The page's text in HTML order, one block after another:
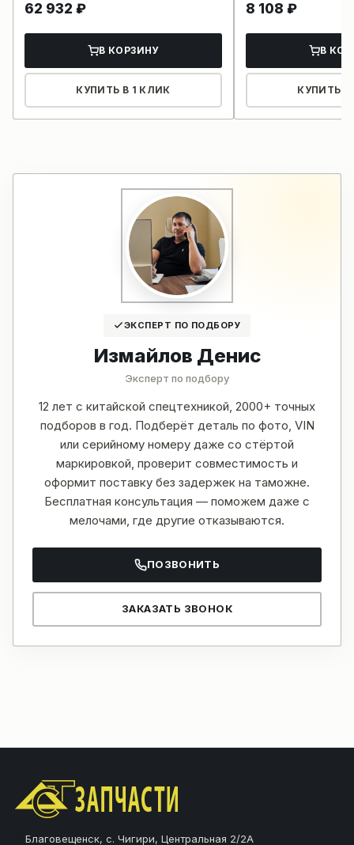
62 932 ₽
В КОРЗИНУ
КУПИТЬ В 1 КЛИК
8 108 ₽
В
КУПИТЬ В
ЭКСПЕРТ ПО ПОДБОРУ
Измайлов Денис
Эксперт по подбору
12 лет с китайской спецтехникой, 2000+ точных
подборов в год. Подберёт деталь по фото, VIN
или серийному номеру даже со стёртой
маркировкой, проверит совместимость и
оформит поставку без задержек на таможне.
Бесплатная консультация — поможем даже с
мелочами, где другие отказываются.
ПОЗВОНИТЬ
ЗАКАЗАТЬ ЗВОНОК
Благовещенск, с. Чигири, Центральная 2/2А